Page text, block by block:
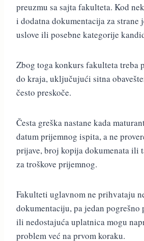
preuzmu sa sajta fakulteta. Kod
i dodatna dokumentacija za strane
uslove ili posebne kategorije
Zbog toga konkurs fakulteta treba
do kraja, uključujući sitna
često preskoče.
Česta greška nastane kada
datum prijemnog ispita, a ne
prijave, broj kopija dokumenata ili
za troškove prijemnog.
Fakulteti uglavnom ne prihvataju
dokumentaciju, pa jedan
ili nedostajuća uplatnica mogu
problem već na prvom koraku.